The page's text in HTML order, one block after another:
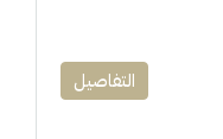
التفاصيل